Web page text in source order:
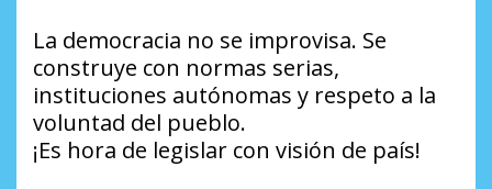
La democracia no se improvisa. Se
construye con normas serias,
instituciones autónomas y respeto a la
voluntad del pueblo.
¡Es hora de legislar con visión de país!